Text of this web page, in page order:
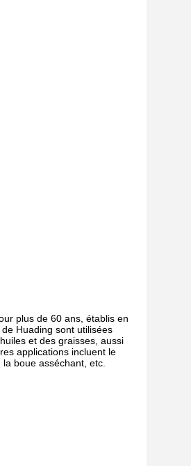
plus de 60 ans, établis en
Huading sont utilisées
et des graisses, aussi
applications incluent le
boue asséchant, etc.